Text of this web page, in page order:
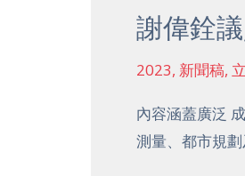
預
謝偉銓
2023, 新聞稿,
內容涵蓋廣泛
測量、都市規
謝
銓
議
員